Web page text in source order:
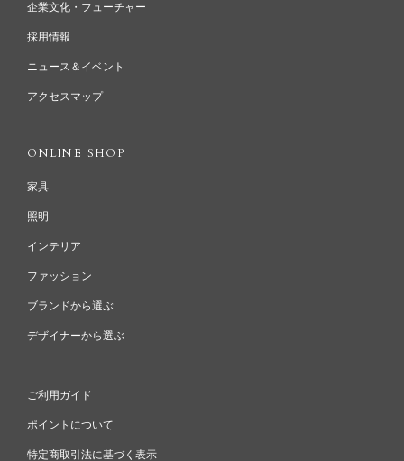
企業文化・フューチャー
採用情報
ニュース＆イベント
アクセスマップ
ONLINE SHOP
家具
照明
インテリア
ファッション
ブランドから選ぶ
デザイナーから選ぶ
ご利用ガイド
ポイントについて
特定商取引法に基づく表示